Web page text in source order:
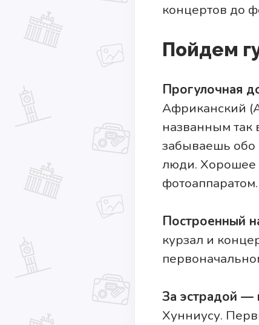
концертов до
Пойдем
Прогулочная
Африканский
названным так
забываешь обо
люди. Хорошее
Построенный
курзал и
За эстрадой —
Хунниусу.